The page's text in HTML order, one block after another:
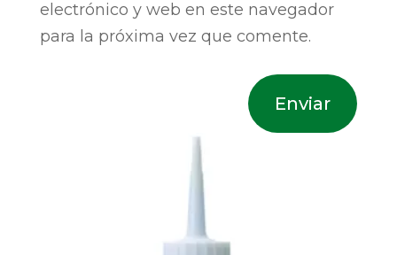
electrónico y web en este navegador
para la próxima vez que comente.